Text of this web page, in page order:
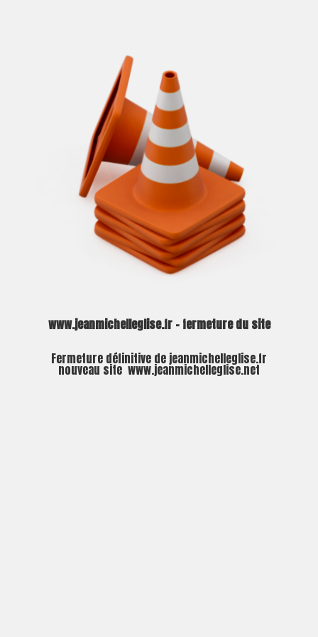
www.jeanmichelleglise.fr – fermeture du site
Fermeture définitive de jeanmichelleglise.fr
nouveau site www.jeanmichelleglise.net